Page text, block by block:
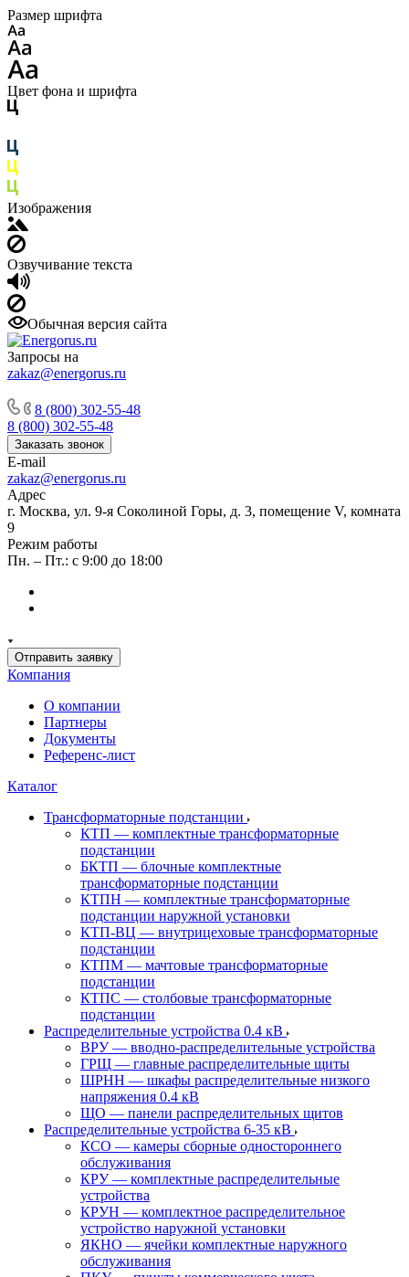
Размер шрифта
Цвет фона и шрифта
Изображения
Озвучивание текста
Обычная версия сайта
Запросы на
zakaz@energorus.ru
8 (800) 302-55-48
8 (800) 302-55-48
Заказать звонок
E-mail
zakaz@energorus.ru
Адрес
г. Москва, ул. 9-я Соколиной Горы, д. 3, помещение V, комната
9
Режим работы
Пн. – Пт.: с 9:00 до 18:00
Отправить заявку
Компания
О компании
Партнеры
Документы
Референс-лист
Каталог
Трансформаторные подстанции
КТП — комплектные трансформаторные
подстанции
БКТП — блочные комплектные
трансформаторные подстанции
КТПН — комплектные трансформаторные
подстанции наружной установки
КТП-ВЦ — внутрицеховые трансформаторные
подстанции
КТПМ — мачтовые трансформаторные
подстанции
КТПС — столбовые трансформаторные
подстанции
Распределительные устройства 0.4 кВ
ВРУ — вводно-распределительные устройства
ГРЩ — главные распределительные щиты
ШРНН — шкафы распределительные низкого
напряжения 0.4 кВ
ЩО — панели распределительных щитов
Распределительные устройства 6-35 кВ
КСО — камеры сборные одностороннего
обслуживания
КРУ — комплектные распределительные
устройства
КРУН — комплектное распределительное
устройство наружной установки
ЯКНО — ячейки комплектные наружного
обслуживания